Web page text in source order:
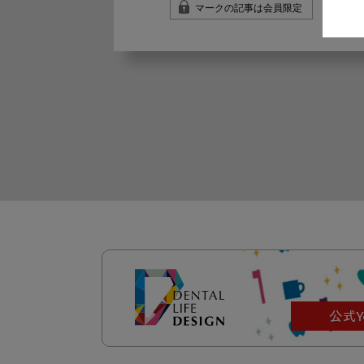
マークの記事は会員限定